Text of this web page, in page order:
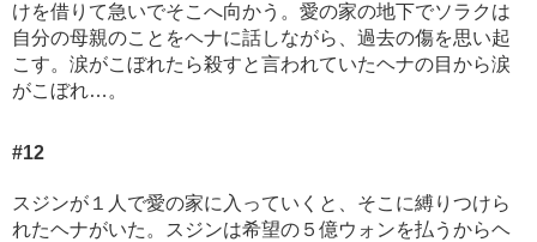
けを借りて急いでそこへ向かう。愛の家の地下でソラクは
自分の母親のことをヘナに話しながら、過去の傷を思い起
こす。涙がこぼれたら殺すと言われていたヘナの目から涙
がこぼれ…。
#12
スジンが１人で愛の家に入っていくと、そこに縛りつけら
れたヘナがいた。スジンは希望の５億ウォンを払うからヘ